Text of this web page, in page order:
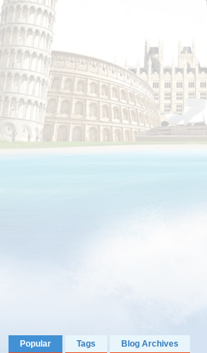
Popular Tags Blog Archives